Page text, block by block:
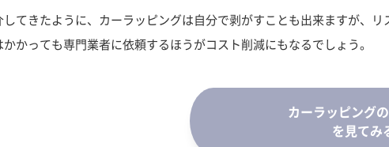
してきたように、カーラッピングは自分で剥がすことも出来ますが、
かかっても専門業者に依頼するほうがコスト削減にもなるでしょう。
カーラッピング
を見てみ